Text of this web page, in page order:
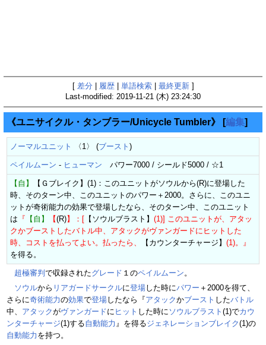
[ 差分 履歴| 単語検索| 最終更新]
Last-modified: 2019-11-21 (木) 23:24:30
《ユニサイクル・タンブラー/Unicycle Tumbler》 [編集]
ノーマルユニット 〈1〉 (ブースト )
ペイルムーン - ヒューマン パワー7000 / シールド5000 / ☆1
【自】
【Ｇブレイク】(1)：このユニットがソウルから(R)に登場した
時、そのターン中、このユニットのパワー＋2000。さらに、このユニ
ットが奇術能力の効果で登場したなら、そのターン中、このユニット
は 『 【自】 【(R)】：[ 【ソウルブラスト】 (1)] このユニットが、アタッ
クかブーストしたバトル中、アタックがヴァンガードにヒットした
時、コストを払ってよい。払ったら、
【カウンターチャージ】 (1)。』
を得る。
超極審判 で収録されたグレード １のペイルムーン。
ソウルから リアガードサークルに登場した時にパワー ＋2000を得て、
さらに奇術能力の効果で登場したなら『アタックかブースト したバトル
中、 アタックがヴァンガードに ヒット した時に ソウルブラスト (1)でカウ
ンターチャージ(1)する自動能力 』を得るジェネレーションブレイク(1)の
自動能力 を持つ。